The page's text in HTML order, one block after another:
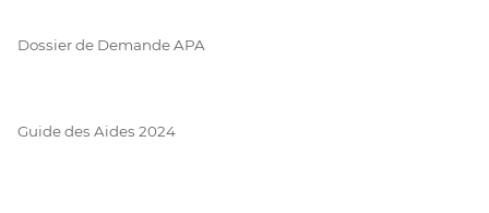
Dossier de Demande APA
Guide des Aides 2024